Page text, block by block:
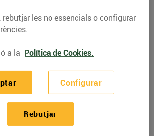
de pop i
rebutjar les no essencials o configurar
a la Política de Cookies.
Configurar
Rebutjar